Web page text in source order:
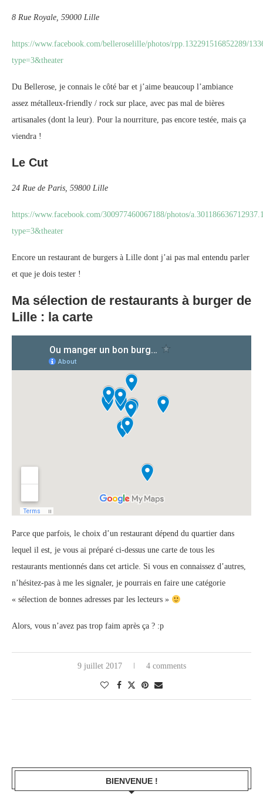
8 Rue Royale, 59000 Lille
https://www.facebook.com/belleroselille/photos/rpp.132291516852289/
type=3&theater
Du Bellerose, je connais le côté bar et j’aime beaucoup l’ambiance
assez métalleux-friendly / rock sur place, avec pas mal de bières
artisanales (dont la leur). Pour la nourriture, pas encore testée, mais ça
viendra !
Le Cut
24 Rue de Paris, 59800 Lille
https://www.facebook.com/300977460067188/photos/
type=3&theater
Encore un restaurant de burgers à Lille dont j’ai pas mal entendu parler
et que je dois tester !
Ma sélection de restaurants à burger de
Lille : la carte
Parce que parfois, le choix d’un restaurant dépend du quartier dans
lequel il est, je vous ai préparé ci-dessus une carte de tous les
restaurants mentionnés dans cet article. Si vous en connaissez d’autres,
n’hésitez-pas à me les signaler, je pourrais en faire une catégorie
« sélection de bonnes adresses par les lecteurs »
Alors, vous n’avez pas trop faim après ça ? :p
9 juillet 2017 4 comments
BIENVENUE !